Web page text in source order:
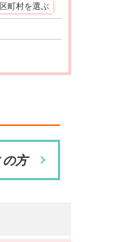
町村を選ぶ
の方